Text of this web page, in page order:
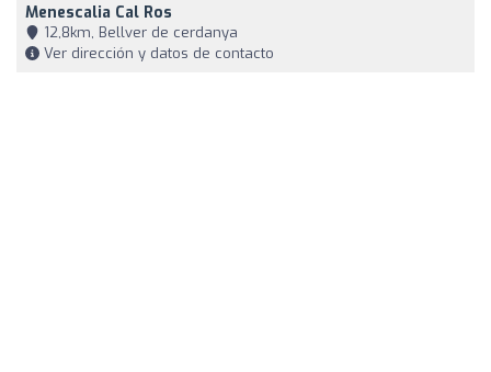
Menescalia Cal Ros
12,8km, Bellver de cerdanya
Ver dirección y datos de contacto